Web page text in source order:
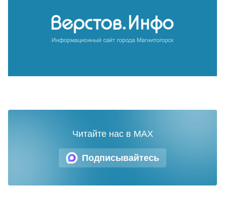
Подписывайтесь
Читайте нас в MAX